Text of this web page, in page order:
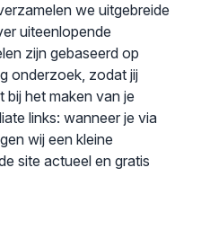
we uitgebreide
uiteenlopende
zijn gebaseerd op
onderzoek, zodat jij
het maken van je
links: wanneer je via
wij een kleine
site actueel en gratis